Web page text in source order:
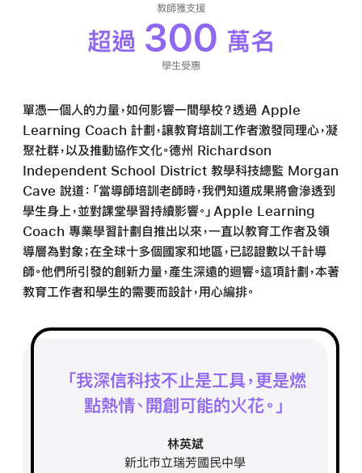
教師獲支援
超過 300 萬名
學生受惠
單憑一個人的力量，如何影響一間學校？透過 Apple
Learning Coach 計劃，讓教育培訓工作者激發同理心，凝
聚社群，以及推動協作文化。德州 Richardson
Independent School District 教學科技總監 Morgan
Cave 說道：「當導師培訓老師時，我們知道成果將會滲透到
學生身上，並對課堂學習持續影響。」Apple Learning
Coach 專業學習計劃自推出以來，一直以教育工作者及領
導層為對象；在全球十多個國家和地區，已認證數以千計導
師。他們所引發的創新力量，產生深遠的迴響。這項計劃，本著
教育工作者和學生的需要而設計，用心編排。
我深信科技不止是工具， 更是燃
點熱情、 開創 可能的火花。
林英斌
新北市立瑞芳國民中學